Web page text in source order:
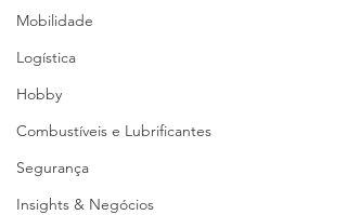
Mobilidade
Logística
Hobby
Combustíveis e Lubrificantes
Segurança
Insights & Negócios